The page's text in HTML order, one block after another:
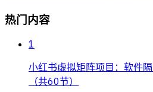
热门内容
1
小红书虚拟矩阵项目：软件
（共60节）